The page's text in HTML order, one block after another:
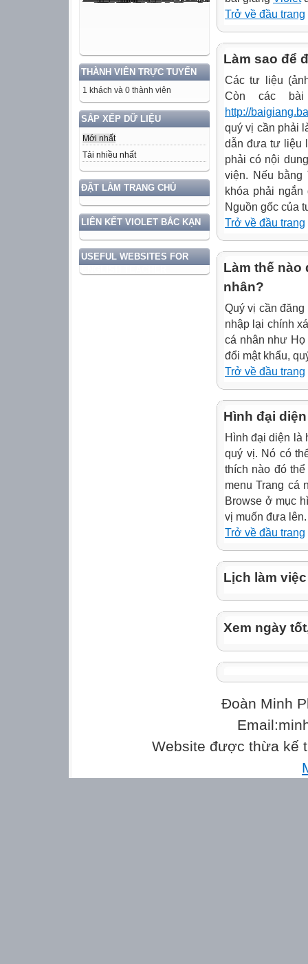
THÀNH VIÊN TRỰC TUYẾN
1 khách và 0 thành viên
SẮP XẾP DỮ LIỆU
Mới nhất
Tải nhiều nhất
ĐẶT LÀM TRANG CHỦ
LIÊN KẾT VIOLET BẮC KẠN
USEFUL WEBSITES FOR
Trở về đầu trang
Làm sao để
Các tư liệu
Còn các bài
http://
quý vị cần phải
dẫn đưa tư liệu
phải có nội
viện. Nếu bằng
khóa phải
Nguồn gốc của
Trở về đầu trang
Làm thế nào
nhân?
Quý vị cần
nhập lại chính
cá nhân như Họ
đổi mật khẩu,
Trở về đầu trang
Hình đại
Hình đại diện là
quý vị. Nó có
thích nào đó
menu Trang cá
Browse ở mục
vị muốn đưa lên.
Trở về đầu trang
Lịch làm việc
Xem ngày
Đoàn Minh
Website được thừa kế